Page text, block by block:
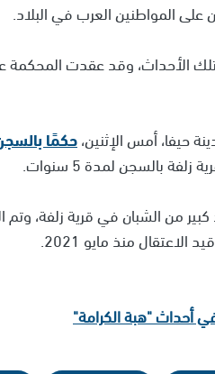
المواطنين العرب في البلاد.
تلك الأحداث، وقد عقدت
حيفا، أمس الإثنين،حكمًا
بالسجن لمدة 5 سنوات.
منذ مايو 2021.
أحداث "هبة الكرامة"